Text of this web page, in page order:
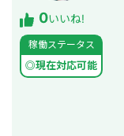
0いいね!
稼働ステータス
◎現在対応可能